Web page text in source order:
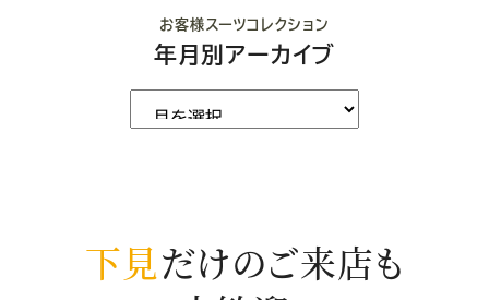
お客様スーツコレクション
年月別アーカイブ
下見だけのご来店も